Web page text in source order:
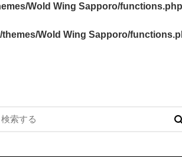
Wold Wing Sapporo/functions.php
Wold Wing Sapporo/